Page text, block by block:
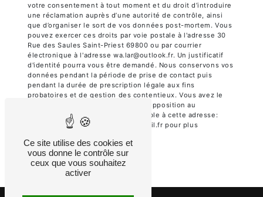
votre consentement à tout moment et du droit d’introduire
une réclamation auprès d’une autorité de contrôle, ainsi
que d’organiser le sort de vos données post-mortem. Vous
pouvez exercer ces droits par voie postale à l'adresse 30
Rue des Saules Saint-Priest 69800 ou par courrier
électronique à l'adresse wa.lar@outlook.fr. Un justificatif
d'identité pourra vous être demandé. Nous conservons vos
données pendant la période de prise de contact puis
pendant la durée de prescription légale aux fins
probatoires et de gestion des contentieux. Vous avez le
droit de vous inscrire sur la liste d'opposition au
démarchage téléphonique, disponible à cette adresse:
Bloctel.gouv.fr
. Consultez le site cnil.fr pour plus
Ce site utilise des cookies et
vous donne le contrôle sur
ceux que vous souhaitez
activer